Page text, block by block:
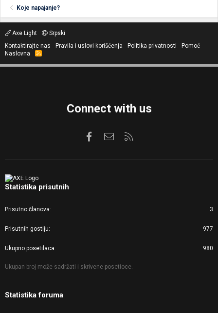
Koje napajanje?
Axe Light
Srpski
Kontaktirajte nas
Pravila i uslovi korišćenja Politika privatnosti
Pomoć
Naslovna
R
S
Connect with us
FacebookKontaktirajte nas
Statistika prisutnih
Prisutno članova 3
Prisutnih gostiju 977
Ukupno posetilaca 980
Ukupan broj može sadržati i skrivene posetioce.
Statistika foruma